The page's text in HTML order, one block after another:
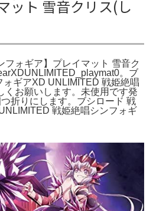
ット 雪音クリス(し
フォギア】プレイマット 雪音ク
。ブ
ォギアXD UNLIMITED 戦姫絶唱
くお願いします。未使用です発
折りにします。ブシロード 戦
戦姫絶唱シンフォギ